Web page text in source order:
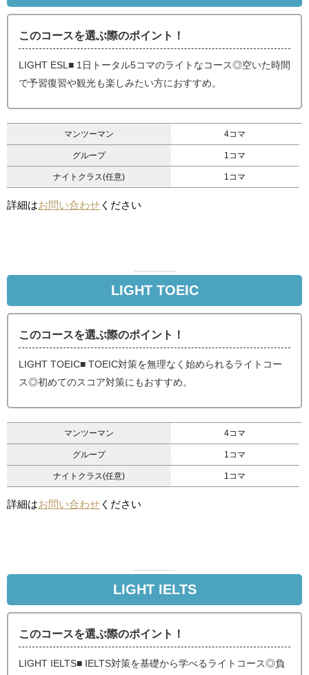
このコースを選ぶ際のポイント！
LIGHT ESL■ 1日トータル5コマのライトなコース◎空いた時間
で予習復習や観光も楽しみたい方におすすめ。
マンツーマン 4コマ
グループ 1コマ
ナイトクラス(任意) 1コマ
詳細はお問い合わせ ください
LIGHT TOEIC
このコースを選ぶ際のポイント！
LIGHT TOEIC■ TOEIC対策を無理なく始められるライトコー
ス◎初めてのスコア対策にもおすすめ。
マンツーマン 4コマ
グループ 1コマ
ナイトクラス(任意) 1コマ
詳細はお問い合わせ ください
LIGHT IELTS
このコースを選ぶ際のポイント！
LIGHT IELTS■ IELTS対策を基礎から学べるライトコース◎負